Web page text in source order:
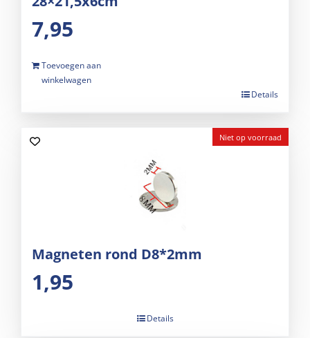
7,95
Toevoegen aan
winkelwagen
Details
Niet op voorraad
Magneten rond D8*2mm
1,95
Details